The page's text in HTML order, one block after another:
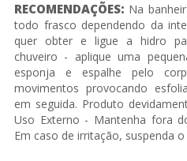
RECOMENDAÇÕES: Na
todo frasco dependendo da
quer obter e ligue a hidro
chuveiro - aplique uma
esponja e espalhe pelo
movimentos provocando
em seguida. Produto
Uso Externo - Mantenha fora
Em caso de irritação, suspenda o